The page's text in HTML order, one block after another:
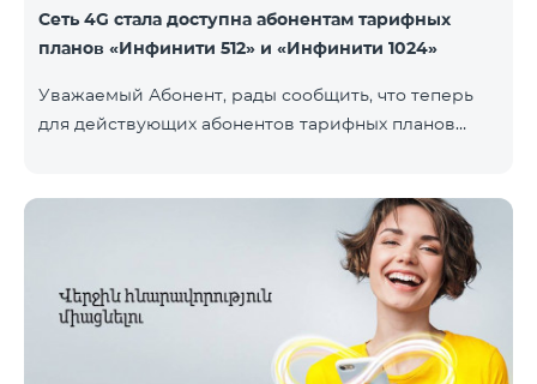
Сеть 4G стала доступна абонентам тарифных
планов «Инфинити 512» и «Инфинити 1024»
Уважаемый Абонент, рады сообщить, что теперь
для действующих абонентов тарифных планов
совместима с 4G сетью, то необходимо поменять
её на 4G USIM карту. Стоимость смены SIM-карты
200 драм. Совместимость SIM карты и телефона с
сетью 4G можно проверить, набрав запрос *444# с
мобильного телефона. Ограничения скорости
интернет связи действуют согласно условиям